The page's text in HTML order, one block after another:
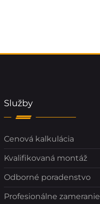
Služby
Cenová kalkulácia
Kvalifikovaná montáž
Odborné poradenstvo
Profesionálne zameranie